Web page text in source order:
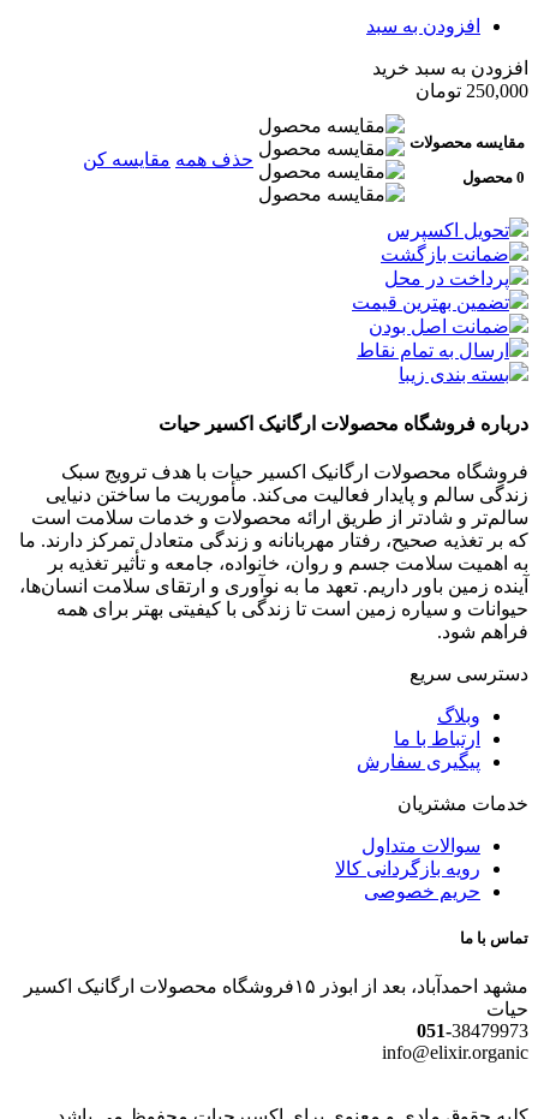
افزودن به سبد
افزودن به سبد خرید
250,000 تومان
مقایسه محصولات
0 محصول
حذف همه مقایسه کن
تحویل اکسپرس
ضمانت بازگشت
پرداخت در محل
تضمین بهترین قیمت
ضمانت اصل بودن
ارسال به تمام نقاط
بسته بندی زیبا
درباره فروشگاه محصولات ارگانیک اکسیر حیات
فروشگاه محصولات ارگانیک اکسیر حیات با هدف ترویج سبک
زندگی سالم و پایدار فعالیت می‌کند. مأموریت ما ساختن دنیایی
سالم‌تر و شادتر از طریق ارائه محصولات و خدمات سلامت است
که بر تغذیه صحیح، رفتار مهربانانه و زندگی متعادل تمرکز دارند. ما
به اهمیت سلامت جسم و روان، خانواده، جامعه و تأثیر تغذیه بر
آینده زمین باور داریم. تعهد ما به نوآوری و ارتقای سلامت انسان‌ها،
حیوانات و سیاره زمین است تا زندگی با کیفیتی بهتر برای همه
فراهم شود.
دسترسی سریع
وبلاگ
ارتباط با ما
پیگیری سفارش
خدمات مشتریان
سوالات متداول
رویه بازگردانی کالا
حریم خصوصی
تماس با ما
مشهد احمدآباد، بعد از ابوذر ۱۵فروشگاه محصولات ارگانیک اکسیر
حیات
051-38479973
info@elixir.organic